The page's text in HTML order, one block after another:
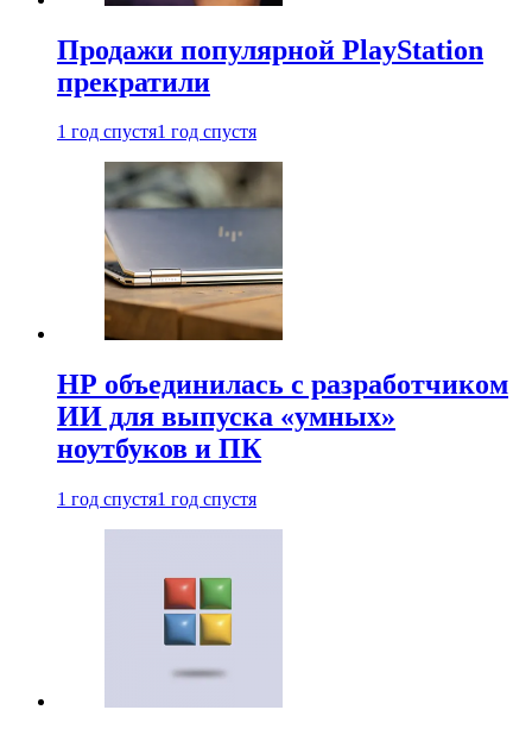
Продажи популярной PlayStation
прекратили
1 год спустя1 год спустя
HP объединилась с разработчиком
ИИ для выпуска «умных»
ноутбуков и ПК
1 год спустя1 год спустя